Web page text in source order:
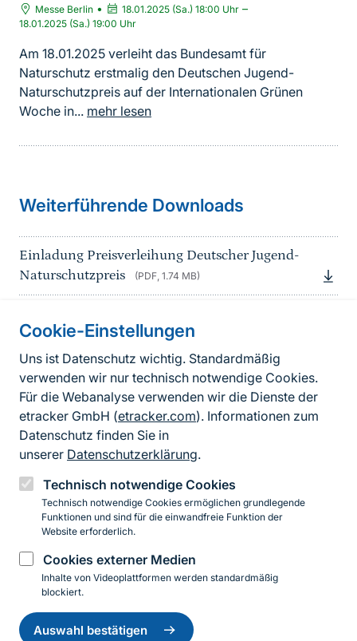
Cookie-Einstellungen
Uns ist Datenschutz wichtig. Standardmäßig
verwenden wir nur technisch notwendige Cookies.
Für die Webanalyse verwenden wir die Dienste der
etracker GmbH (etracker.com). Informationen zum
Datenschutz finden Sie in
unserer Datenschutzerklärung.
Technisch notwendige Cookies
Technisch notwendige Cookies ermöglichen grundlegende
Funktionen und sind für die einwandfreie Funktion der
Website erforderlich.
Cookies externer Medien
Inhalte von Videoplattformen werden standardmäßig
blockiert.
Auswahl bestätigen
Einwilligung
zurückziehen
Messe Berlin • 18.01.2025 (Sa.) 18:00 Uhr –
18.01.2025 (Sa.) 19:00 Uhr
Am 18.01.2025 verleiht das Bundesamt für
Naturschutz erstmalig den Deutschen Jugend-
Naturschutzpreis auf der Internationalen Grünen
Woche in... mehr lesen
Weiterführende Downloads
Einladung Preisverleihung Deutscher Jugend-
Naturschutzpreis
(PDF, 1.74 MB)
Informationen zur Seite
FußzeileKontakt zum BfN
Kontaktformular
Erklärung zur Barrierefreiheit
Impressum
Datenschutz
InstagramFacebookYouTubeLinkedIn
© 2026 Bundesamt für Naturschutz